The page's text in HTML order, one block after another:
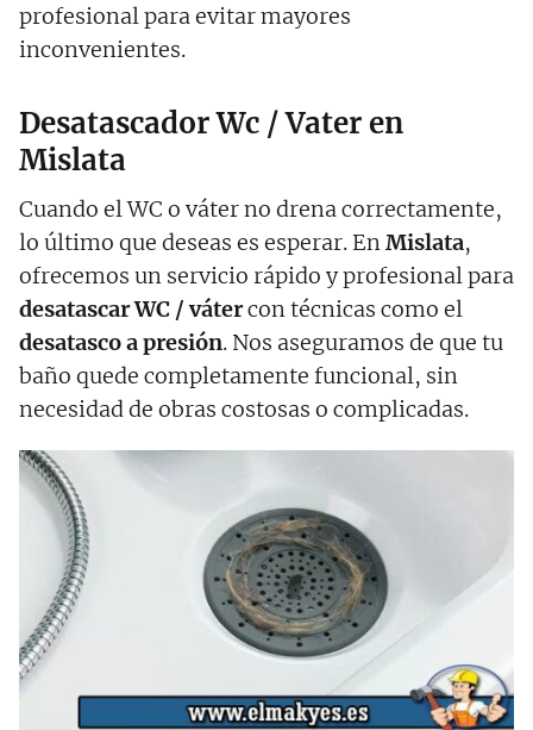
profesional para evitar mayores
inconvenientes.
Desatascador Wc / Vater en
Mislata
Cuando el WC o váter no drena correctamente,
lo último que deseas es esperar. EnMislata,
ofrecemos un servicio rápido y profesional para
desatascar WC / vátercon técnicas como el
desatasco a presión. Nos aseguramos de que tu
baño quede completamente funcional, sin
necesidad de obras costosas o complicadas.